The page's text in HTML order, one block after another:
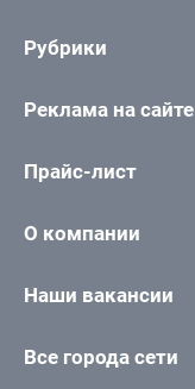
Рубрики
Реклама на сайте
Прайс-лист
О компании
Наши вакансии
Все города сети